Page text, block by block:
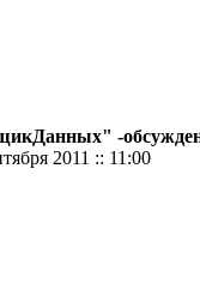
-
2011 :: 11:00